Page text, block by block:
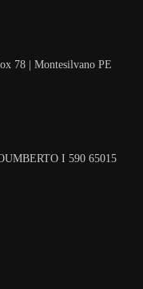
78 | Montesilvano PE
I 590 65015